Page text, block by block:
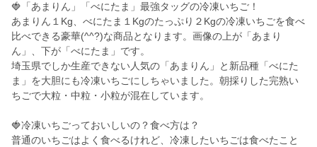
🍓「あまりん」「べにたま」最強タッグの冷凍いちご！
あまりん１Kg、べにたま１Kgのたっぷり２Kgの冷凍いちごを食べ
比べできる豪華(^^?)な商品となります。画像の上が「あまり
ん」、下が「べにたま」です。
埼玉県でしか生産できない人気の「あまりん」と新品種「べにた
ま」を大胆にも冷凍いちごにしちゃいました。朝採りした完熟い
ちごで大粒・中粒・小粒が混在しています。
🍓冷凍いちごっておいしいの？食べ方は？
普通のいちごはよく食べるけれど、冷凍したいちごは食べたこと